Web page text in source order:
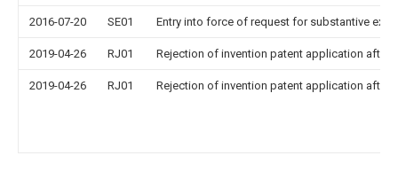
2016-07-20 SE01 Entry into force of request for substantive
2019-04-26 RJ01 Rejection of invention patent application after
2019-04-26 RJ01 Rejection of invention patent application after